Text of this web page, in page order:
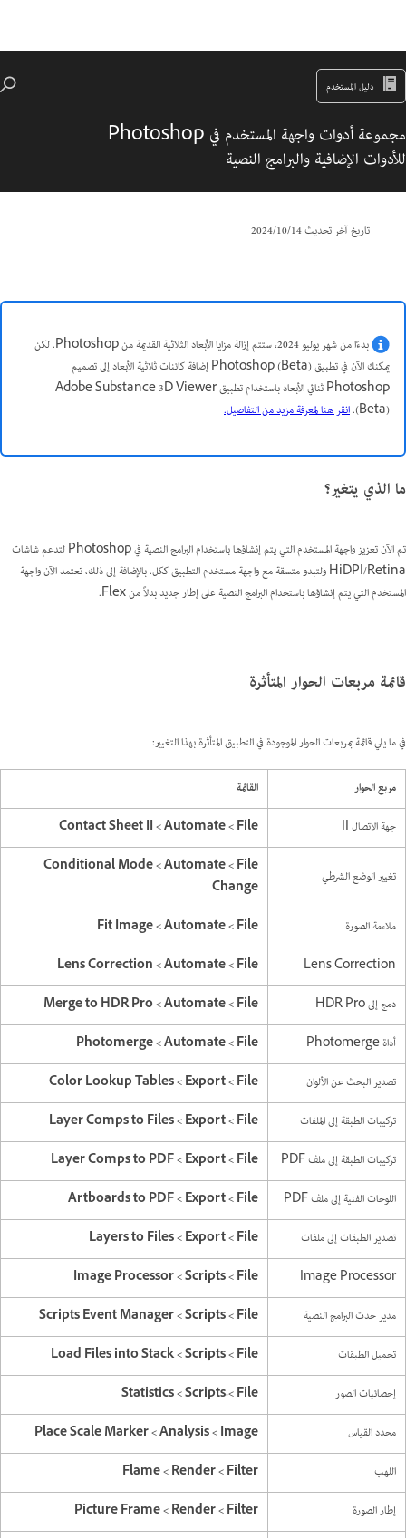
دليل المستخدم
مجموعة أدوات واجهة المستخدم في Photoshop
للأدوات الإضافية والبرامج النصية
تاريخ آخر تحديث14‏/10‏/2024
بدءًا من شهر يوليو 2024، ستتم إزالة مزايا الأبعاد الثلاثية القديمة من Photoshop. لكن
يمكنك الآن في تطبيق Photoshop (Beta) إضافة كائنات ثلاثية الأبعاد إلى تصميم
Photoshop ثنائي الأبعاد باستخدام تطبيق Adobe Substance 3D Viewer
(Beta). انقر هنا لمعرفة مزيد من التفاصيل.
ما الذي يتغير؟
تم الآن تعزيز واجهة المستخدم التي يتم إنشاؤها باستخدام البرامج النصية في Photoshop لتدعم شاشات
HiDPI/Retina ولتبدو متسقة مع واجهة مستخدم التطبيق ككل. بالإضافة إلى ذلك، تعتمد الآن واجهة
المستخدم التي يتم إنشاؤها باستخدام البرامج النصية على إطار جديد بدلاً من Flex.
قائمة مربعات الحوار المتأثرة
في ما يلي قائمة بمربعات الحوار الموجودة في التطبيق المتأثرة بهذا التغيير:
مربع الحوار
القائمة
جهة الاتصال II
تغيير الوضع الشرطي
‏File >‏ Automate >‏ Conditional Mode
Change
ملاءمة الصورة
Lens Correction
دمج إلى HDR Pro
أداة Photomerge
تصدير البحث عن الألوان
تركيبات الطبقة إلى الملفات
تركيبات الطبقة إلى ملف PDF
اللوحات الفنية إلى ملف PDF
تصدير الطبقات إلى ملفات
Image Processor
مدير حدث البرامج النصية
تحميل الطبقات
إحصائيات الصور
محدد القياس
اللهب
إطار الصورة